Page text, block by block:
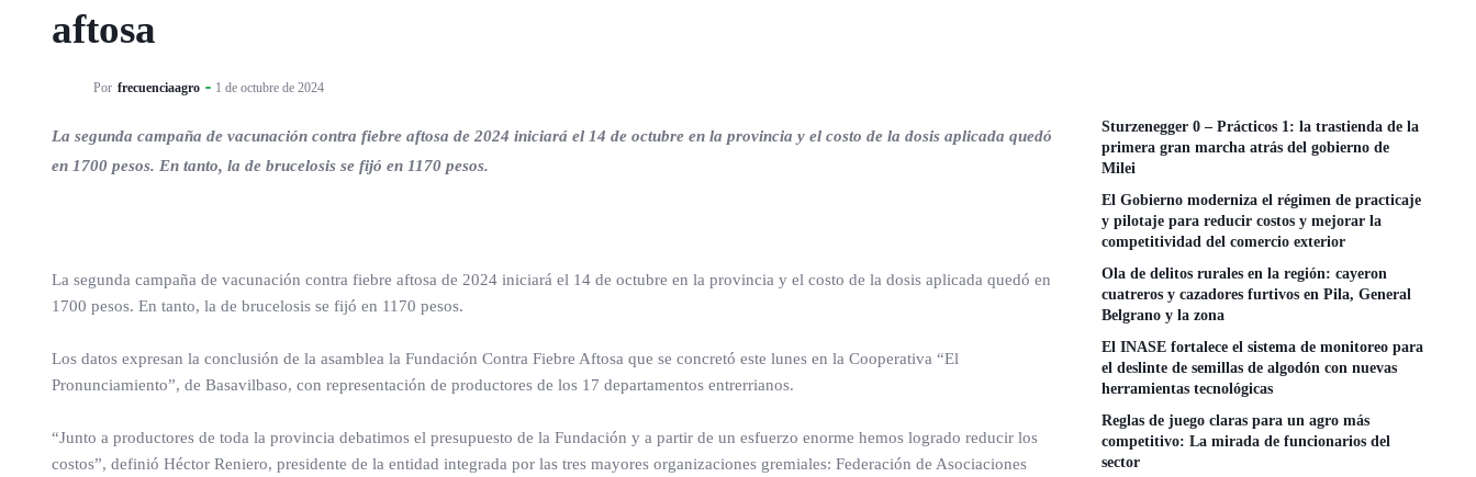
aftosa
Por frecuenciaagro 1 de octubre de 2024
La segunda campaña de vacunación contra fiebre aftosa de 2024 iniciará el 14 de octubre en la provincia y el costo de la dosis aplicada quedó
en 1700 pesos. En tanto, la de brucelosis se fijó en 1170 pesos.
La segunda campaña de vacunación contra fiebre aftosa de 2024 iniciará el 14 de octubre en la provincia y el costo de la dosis aplicada quedó en
1700 pesos. En tanto, la de brucelosis se fijó en 1170 pesos.
Los datos expresan la conclusión de la asamblea la Fundación Contra Fiebre Aftosa que se concretó este lunes en la Cooperativa “El
Pronunciamiento”, de Basavilbaso, con representación de productores de los 17 departamentos entrerrianos.
“Junto a productores de toda la provincia debatimos el presupuesto de la Fundación y a partir de un esfuerzo enorme hemos logrado reducir los
costos”, definió Héctor Reniero, presidente de la entidad integrada por las tres mayores organizaciones gremiales: Federación de Asociaciones
Sturzenegger 0 – Prácticos 1: la trastienda de la
primera gran marcha atrás del gobierno de
Milei
El Gobierno moderniza el régimen de practicaje
y pilotaje para reducir costos y mejorar la
competitividad del comercio exterior
Ola de delitos rurales en la región: cayeron
cuatreros y cazadores furtivos en Pila, General
Belgrano y la zona
El INASE fortalece el sistema de monitoreo para
el deslinte de semillas de algodón con nuevas
herramientas tecnológicas
Reglas de juego claras para un agro más
competitivo: La mirada de funcionarios del
sector